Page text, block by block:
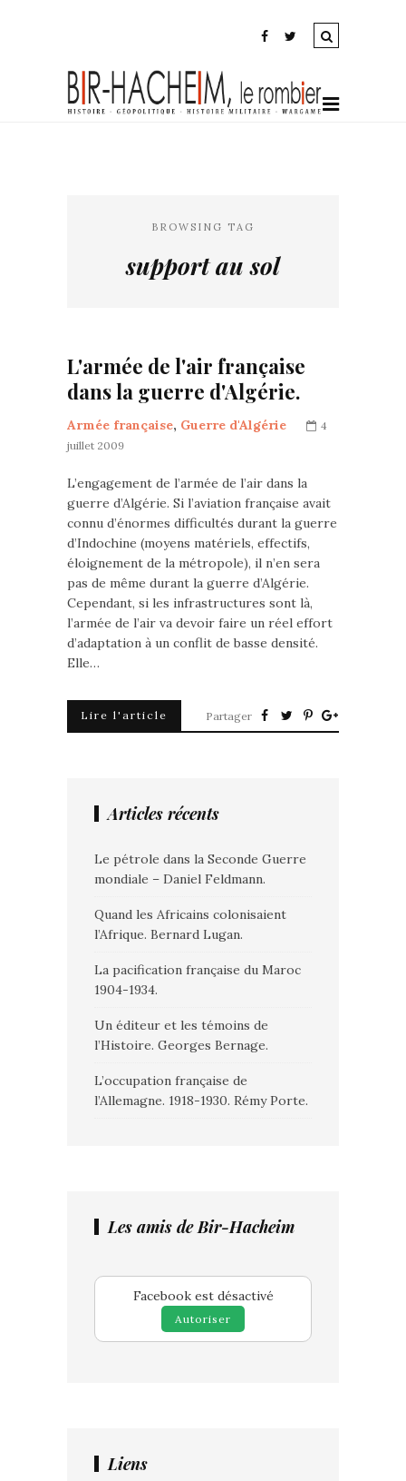
BROWSING TAG
support au sol
L'armée de l'air française
dans la guerre d'Algérie.
Armée française, Guerre d'Algérie
4
juillet 2009
L’engagement de l’armée de l’air dans la
guerre d’Algérie. Si l’aviation française avait
connu d’énormes difficultés durant la guerre
d’Indochine (moyens matériels, effectifs,
éloignement de la métropole), il n’en sera
pas de même durant la guerre d’Algérie.
Cependant, si les infrastructures sont là,
l’armée de l’air va devoir faire un réel effort
d’adaptation à un conflit de basse densité.
Elle…
Lire l'article Partager
Articles récents
Le pétrole dans la Seconde Guerre
mondiale – Daniel Feldmann.
Quand les Africains colonisaient
l’Afrique. Bernard Lugan.
La pacification française du Maroc
1904-1934.
Un éditeur et les témoins de
l’Histoire. Georges Bernage.
L’occupation française de
l’Allemagne. 1918-1930. Rémy Porte.
Les amis de Bir-Hacheim
Facebook est désactivé
Autoriser
Liens